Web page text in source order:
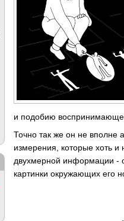
и подобию
Точно так же он не вполне
измерения, которые хоть и
двухмерной информации -
картинки окружающих его